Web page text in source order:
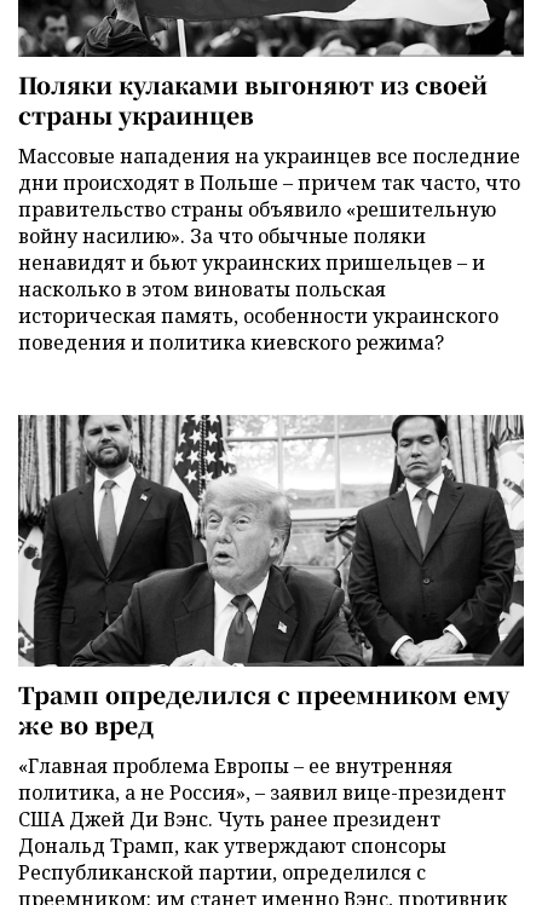
Поляки кулаками выгоняют из своей
страны украинцев
Массовые нападения на украинцев все последние
дни происходят в Польше – причем так часто, что
правительство страны объявило «решительную
войну насилию». За что обычные поляки
ненавидят и бьют украинских пришельцев – и
насколько в этом виноваты польская
историческая память, особенности украинского
поведения и политика киевского режима?
Трамп определился с преемником ему
же во вред
«Главная проблема Европы – ее внутренняя
политика, а не Россия», – заявил вице-президент
США Джей Ди Вэнс. Чуть ранее президент
Дональд Трамп, как утверждают спонсоры
Республиканской партии, определился с
преемником: им станет именно Вэнс, противник